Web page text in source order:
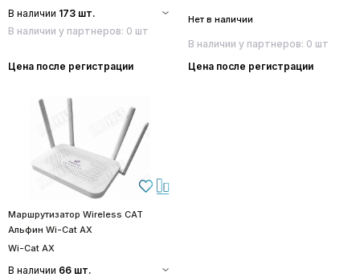
В наличии 173 шт.
В наличии у партнеров: 0 шт
Цена после регистрации
Нет в наличии
В наличии у партнеров: 0 шт
Цена после регистрации
Маршрутизатор Wireless CAT
Альфин Wi-Cat AX
Wi-Cat AX
В наличии 66 шт.